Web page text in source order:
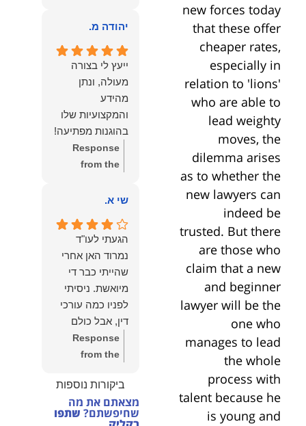
new forces today
that these offer
cheaper rates,
especially in
relation to 'lions'
who are able to
lead weighty
moves, the
dilemma arises
as to whether the
new lawyers can
indeed be
trusted. But there
are those who
claim that a new
and beginner
lawyer will be the
one who
manages to lead
the whole
process with
talent because he
is young and
העוצמות
.והצגת אמת
.תודה לכם תמיד
תשאירו לי אור
בעניים .
רבה על המילים
והחמות! כיף
גדול לשמוע
שהרגשת בידיים
טובות. בשביל
הצוות שלנו זה
שווה את הכל.
נשמח תמיד
לעמוד לרשותך!
משרד עורכי דין
ונוטריון
יהודה מ.
ייעץ לי בצורה
מעולה, ונתן
מהידע
והמקצועיות שלו
בהוגנות מפתיעה!
Response
from the
יהודה, תודה
שמחנו מאוד
לשמוע שהייעוץ
עזר לך ושהיית
מרוצה.
מבחינתנו הוגנות
ומקצועיות הן
מעל הכל. נשמח
תמיד לעמוד
לרשותך בהמשך
שי א.
הגעתי לעו"ד
נמרוד האן אחרי
שהייתי כבר די
מיואשת. ניסיתי
לפניו כמה עורכי
דין, אבל כולם
נרתעו כי היה
מדובר בנושא
וסירבו לקחת
אותו.לאחר
שסיפרתי בקצרה
Response
from the
רבה על המילים
החמות ועל
האמון. שמחנו
ביקורות נוספות
מצאתם את מה
שחיפשתם? שתפו